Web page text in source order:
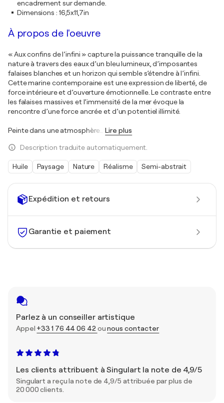
Expédition et retours
Garantie et paiement
Parlez à un conseiller artistique
Appel +33 1 76 44 06 42 ounous contacter
Les clients attribuent à Singulart la note de 4,9/5
Singulart a reçu la note de 4,9/5 attribuée par plus de
20 000 clients.
encadrement sur demande.
Dimensions : 16,5x11,7in
À propos de l'oeuvre
« Aux confins de l’infini » capture la puissance tranquille de la
nature à travers des eaux d’un bleu lumineux, d’imposantes
falaises blanches et un horizon qui semble s’étendre à l’infini.
Cette marine contemporaine est une expression de liberté, de
force intérieure et d’ouverture émotionnelle. Le contraste entre
les falaises massives et l’immensité de la mer évoque la
rencontre d’une force ancrée et d’un potentiel illimité.
Peinte dans une atmosphère Lire plus
Description traduite automatiquement.
Huile Paysage Nature Réalisme Semi-abstrait